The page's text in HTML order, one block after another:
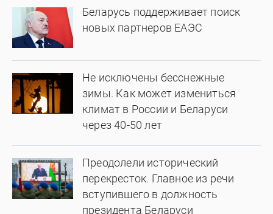
Беларусь поддерживает поиск
новых партнеров ЕАЭС
Не исключены бесснежные
зимы. Как может измениться
климат в России и Беларуси
через 40-50 лет
Преодолели исторический
перекресток. Главное из речи
вступившего в должность
президента Беларуси